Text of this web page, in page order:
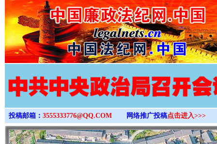
>
投稿邮箱： 3555333776@QQ.COM 网络推广投稿点击进入>>>